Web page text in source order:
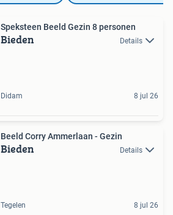
Speksteen Beeld Gezin 8 personen
Bieden Details
Didam 8 jul 26
Beeld Corry Ammerlaan - Gezin
Bieden Details
Tegelen 8 jul 26